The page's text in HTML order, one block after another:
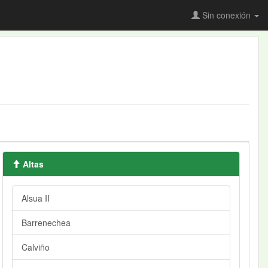
Sin conexión
Altas
Alsua II
Barrenechea
Calviño